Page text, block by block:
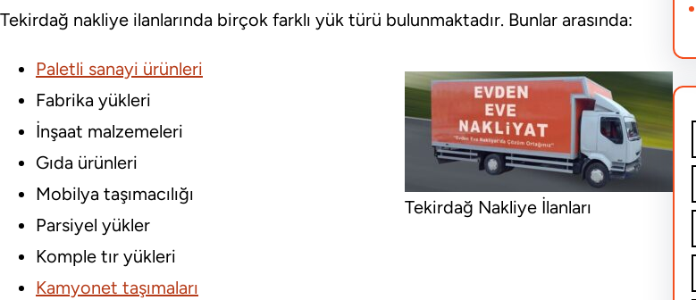
Tekirdağ nakliye ilanlarında birçok farklı yük türü bulunmaktadır. Bunlar arasında:
Tekirdağ Nakliye İlanları
Paletli sanayi ürünleri
Fabrika yükleri
İnşaat malzemeleri
Gıda ürünleri
Mobilya taşımacılığı
Parsiyel yükler
Komple tır yükleri
Kamyonet taşımaları